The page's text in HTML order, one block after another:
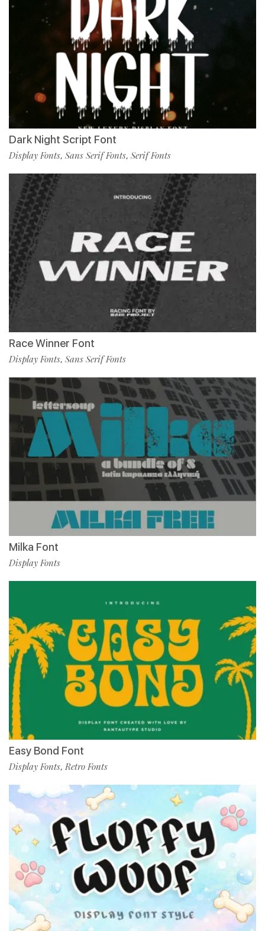
Dark Night Script Font
Display Fonts, Sans Serif Fonts, Serif Fonts
Race Winner Font
Display Fonts, Sans Serif Fonts
Milka Font
Display Fonts
Easy Bond Font
Display Fonts, Retro Fonts